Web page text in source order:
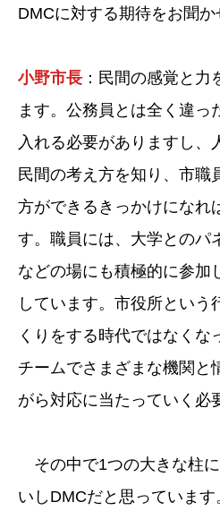
DMCに対する期待をお聞か
小野市長 ：民間の感覚と
ます。公務員とは全く違っ
入れる必要がありますし、
民間の考え方を知り、市職
方ができるきっかけになれ
す。職員には、大学とのパ
などの場にも積極的に参加
しています。市役所という
くりをする時代ではなくな
チームでさまざまな機関と
がら対応に当たっていく必
その中で1つの大きな柱
いしDMCだと思っていま